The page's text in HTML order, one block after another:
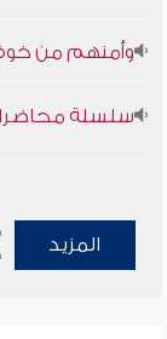
وأمنهم من
سلسلة محاضرات
المزيد